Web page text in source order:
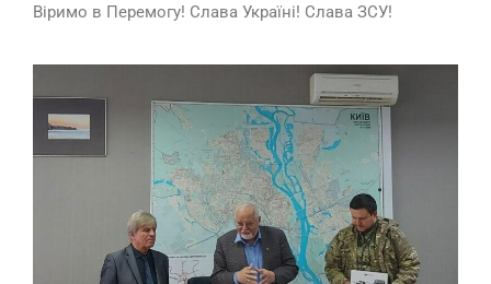
Віримо в Перемогу! Слава Україні! Слава ЗСУ!